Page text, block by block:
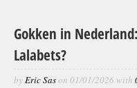
Gokken in
Lalabets?
byEric Sason 01/01/2026 with